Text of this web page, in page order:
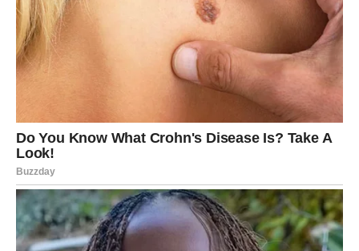
Dodajte malo
– riža će dobiti blagu žućkastu
boju i egzotičan miris.
Ubacite komadić maslaca– dobićete sočniju i mekšu
Nakon kuhanja, rižu možete isprati mlakom vodom –
time se dodatno smanjuje lijepljenje.
Rižu možete kratko propržiti naotopljenom maslacu
uz dodatakprstohvata šafrana. Ovaj začin daje
zlatnožutu boju i specifičan, luksuzan okus.